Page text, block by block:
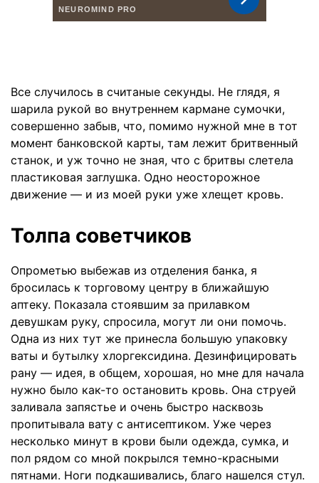
Все случилось в считаные секунды. Не глядя, я
шарила рукой во внутреннем кармане сумочки,
совершенно забыв, что, помимо нужной мне в тот
момент банковской карты, там лежит бритвенный
станок, и уж точно не зная, что с бритвы слетела
пластиковая заглушка. Одно неосторожное
движение — и из моей руки уже хлещет кровь.
Толпа советчиков
Опрометью выбежав из отделения банка, я
бросилась к торговому центру в ближайшую
аптеку. Показала стоявшим за прилавком
девушкам руку, спросила, могут ли они помочь.
Одна из них тут же принесла большую упаковку
ваты и бутылку хлоргексидина. Дезинфицировать
рану — идея, в общем, хорошая, но мне для начала
нужно было как-то остановить кровь. Она струей
заливала запястье и очень быстро насквозь
пропитывала вату с антисептиком. Уже через
несколько минут в крови были одежда, сумка, и
пол рядом со мной покрылся темно-красными
пятнами. Ноги подкашивались, благо нашелся стул.